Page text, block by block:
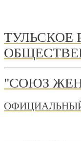
ТУЛЬСКОЕ
"СОЮЗ